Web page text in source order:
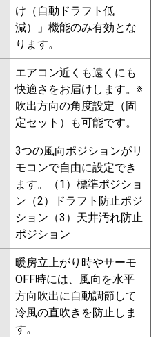
け（自動ドラフト低
減）」機能のみ有効とな
ります。
エアコン近くも遠くにも
快適さをお届けします。※
吹出方向の角度設定（固
定セット）も可能です。
3つの風向ポジションがリ
モコンで自由に設定でき
ます。（1）標準ポジショ
ン（2）ドラフト防止ポジ
ション（3）天井汚れ防止
ポジション
暖房立上がり時やサーモ
OFF時には、風向を水平
方向吹出に自動調節して
冷風の直吹きを防止しま
す。